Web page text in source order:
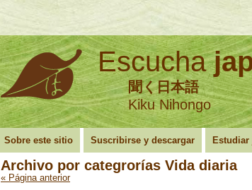
Escucha
聞く日本語
Kiku Nihongo
Sobre este sitio Suscribirse y descargar Estudiar
Archivo por categrorías Vida diaria
« Página anterior